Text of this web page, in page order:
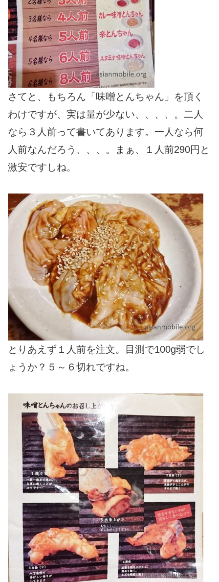
さてと、もちろん「味噌とんちゃん」を頂く
わけですが、実は量が少ない、、、、。二人
なら３人前って書いてあります。一人なら何
人前なんだろう、、、。まぁ、１人前290円と
激安ですしね。
とりあえず１人前を注文。目測で100g弱でし
ょうか？５～６切れですね。